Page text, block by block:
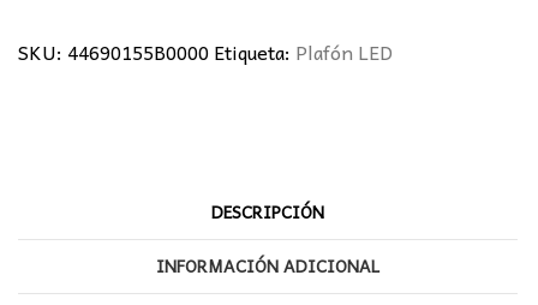
69W
SKU: 44690155B0000Etiqueta: Plafón LED
DESCRIPCIÓN
INFORMACIÓN ADICIONAL